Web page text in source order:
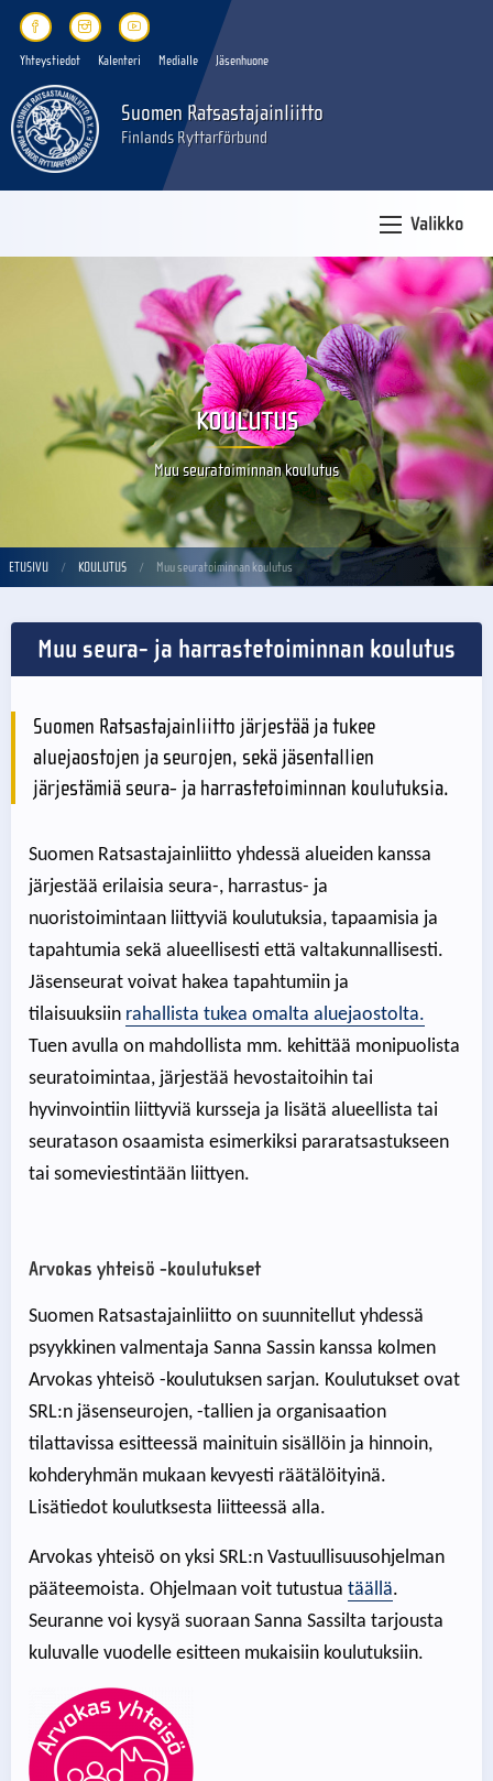
Yhteystiedot Kalenteri Medialle Jäsenhuone
Suomen Ratsastajainliitto
Finlands Ryttarförbund
Valikko
KOULUTUS
Muu seuratoiminnan koulutus
ETUSIVU KOULUTUS Muu seuratoiminnan koulutus
Muu seura- ja harrastetoiminnan koulutus
Suomen Ratsastajainliitto järjestää ja tukee
aluejaostojen ja seurojen, sekä jäsentallien
järjestämiä seura- ja harrastetoiminnan koulutuksia.
Suomen Ratsastajainliitto yhdessä alueiden kanssa
järjestää erilaisia seura-, harrastus- ja
nuoristoimintaan liittyviä koulutuksia, tapaamisia ja
tapahtumia sekä alueellisesti että valtakunnallisesti.
Jäsenseurat voivat hakea tapahtumiin ja
tilaisuuksiin rahallista tukea omalta aluejaostolta.
Tuen avulla on mahdollista mm. kehittää monipuolista
seuratoimintaa, järjestää hevostaitoihin tai
hyvinvointiin liittyviä kursseja ja lisätä alueellista tai
seuratason osaamista esimerkiksi pararatsastukseen
tai someviestintään liittyen.
Arvokas yhteisö -koulutukset
Suomen Ratsastajainliitto on suunnitellut yhdessä
psyykkinen valmentaja Sanna Sassin kanssa kolmen
Arvokas yhteisö -koulutuksen sarjan. Koulutukset ovat
SRL:n jäsenseurojen, -tallien ja organisaation
tilattavissa esitteessä mainituin sisällöin ja hinnoin,
kohderyhmän mukaan kevyesti räätälöityinä.
Lisätiedot koulutksesta liitteessä alla.
Arvokas yhteisö on yksi SRL:n Vastuullisuusohjelman
pääteemoista. Ohjelmaan voit tutustua täällä.
Seuranne voi kysyä suoraan Sanna Sassilta tarjousta
kuluvalle vuodelle esitteen mukaisiin koulutuksiin.